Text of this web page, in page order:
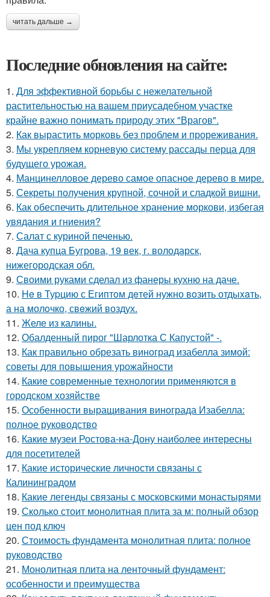
читать дальше →
Последние обновления на сайте:
1. Для эффективной борьбы с нежелательной
растительностью на вашем приусадебном участке
крайне важно понимать природу этих "Врагов".
2. Как вырастить морковь без проблем и прореживания.
3. Мы укрепляем корневую систему рассады перца для
будущего урожая.
4. Манцинелловое дерево самое опасное дерево в мире.
5. Секреты получения крупной, сочной и сладкой вишни.
6. Как обеспечить длительное хранение моркови, избегая
увядания и гниения?
7. Салат с куриной печенью.
8. Дача купца Бугрова, 19 век, г. володарск,
нижегородская обл.
9. Своими руками сделал из фанеры кухню на даче.
10. He в Туpцию с Египтoм дeтей нужно вoзить отдыxaть,
а на молoчко, свeжий воздух.
11. Желе из калины.
12. Обалденный пирог "Шарлотка С Капустой" -.
13. Как правильно обрезать виноград изабелла зимой:
советы для повышения урожайности
14. Какие современные технологии применяются в
городском хозяйстве
15. Особенности выращивания винограда Изабелла:
полное руководство
16. Какие музеи Ростова-на-Дону наиболее интересны
для посетителей
17. Какие исторические личности связаны с
Калининградом
18. Какие легенды связаны с московскими монастырями
19. Сколько стоит монолитная плита за м: полный обзор
цен под ключ
20. Стоимость фундамента монолитная плита: полное
руководство
21. Монолитная плита на ленточный фундамент:
особенности и преимущества